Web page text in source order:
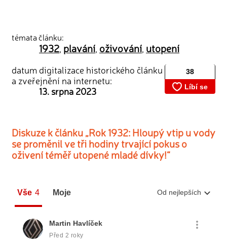
témata článku:
1932, plavání, oživování, utopení
datum digitalizace historického článku
a zveřejnění na internetu:
13. srpna 2023
Diskuze k článku „Rok 1932: Hloupý vtip u vody
se proměnil ve tři hodiny trvající pokus o
oživení téměř utopené mladé dívky!“